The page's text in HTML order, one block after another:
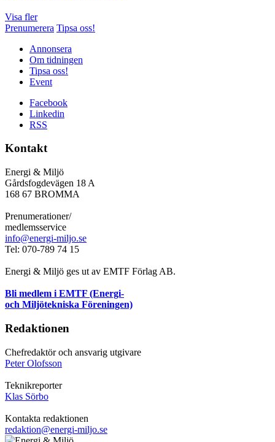
Visa fler
Prenumerera Tipsa oss!
Annonsera
Om tidningen
Tipsa oss!
Event
Facebook
Linkedin
RSS
Kontakt
Energi & Miljö
Gårdsfogdevägen 18 A
168 67 BROMMA
Prenumerationer/
medlemsservice
info@energi-miljo.se
Tel: 070-789 74 15
Energi & Miljö ges ut av EMTF Förlag AB.
Bli medlem i EMTF (Energi-
och Miljötekniska Föreningen)
Redaktionen
Chefredaktör och ansvarig utgivare
Peter Olofsson
Teknikreporter
Klas Sörbo
Kontakta redaktionen
redaktion@energi-miljo.se